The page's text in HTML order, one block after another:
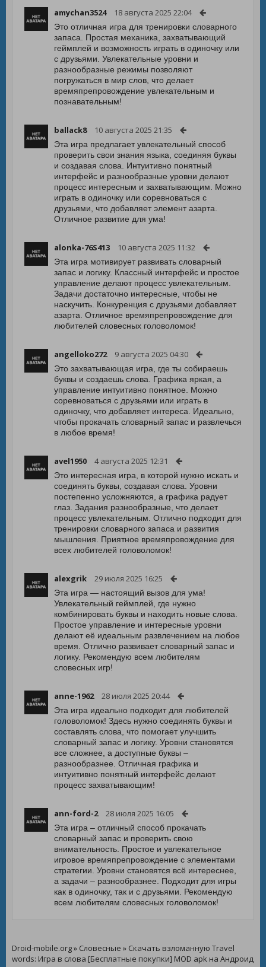
amychan3524 18 августа 2025 22:04
Это отличная игра для тренировки словарного
запаса. Простая механика, захватывающий
геймплей и возможность играть в одиночку или
с друзьями. Увлекательные уровни и
разнообразные режимы позволяют
погружаться в мир слов, что делает
времяпрепровождение увлекательным и
познавательным!
ballack8 10 августа 2025 21:35
Эта игра предлагает увлекательный способ
проверить свои знания языка, соединяя буквы
и создавая слова. Интуитивно понятный
интерфейс и разнообразные уровни делают
процесс интересным и захватывающим. Можно
играть в одиночку или соревноваться с
друзьями, что добавляет элемент азарта.
Отличное развитие для ума!
alonka-76S413 10 августа 2025 11:32
Эта игра мотивирует развивать словарный
запас и логику. Классный интерфейс и простое
управление делают процесс увлекательным.
Задачи достаточно интересные, чтобы не
наскучить. Конкуренция с друзьями добавляет
азарта. Отличное времяпрепровождение для
любителей словесных головоломок!
angelloko272 9 августа 2025 04:30
Это захватывающая игра, где ты собираешь
буквы и создаешь слова. Графика яркая, а
управление интуитивно понятное. Можно
соревноваться с друзьями или играть в
одиночку, что добавляет интереса. Идеально,
чтобы прокачать словарный запас и развлечься
в любое время!
avel1950 4 августа 2025 12:31
Это интересная игра, в которой нужно искать и
соединять буквы, создавая слова. Уровни
постепенно усложняются, а графика радует
глаз. Задания разнообразные, что делает
процесс увлекательным. Отлично подходит для
тренировки словарного запаса и развития
мышления. Приятное времяпровождение для
всех любителей головоломок!
alexgrik 29 июля 2025 16:25
Эта игра — настоящий вызов для ума!
Увлекательный геймплей, где нужно
комбинировать буквы и находить новые слова.
Простое управление и интересные уровни
делают её идеальным развлечением на любое
время. Отлично развивает словарный запас и
логику. Рекомендую всем любителям
словесных игр!
anne-1962 28 июля 2025 20:44
Эта игра идеально подходит для любителей
головоломок! Здесь нужно соединять буквы и
составлять слова, что помогает улучшить
словарный запас и логику. Уровни становятся
все сложнее, а доступные буквы –
разнообразнее. Отличная графика и
интуитивно понятный интерфейс делают
процесс захватывающим!
ann-ford-2 28 июля 2025 16:05
Эта игра – отличный способ прокачать
словарный запас и проверить свою
внимательность. Простое и увлекательное
игровое времяпрепровождение с элементами
стратегии. Уровни становятся всё интереснее,
а задачи – разнообразнее. Подходит для игры
как в одиночку, так и с друзьями. Рекомендую
всем любителям словесных головоломок!
Droid-mobile.org» Словесные » Скачать взломанную Travel
words: Игра в слова [Бесплатные покупки] MOD apk на Андроид